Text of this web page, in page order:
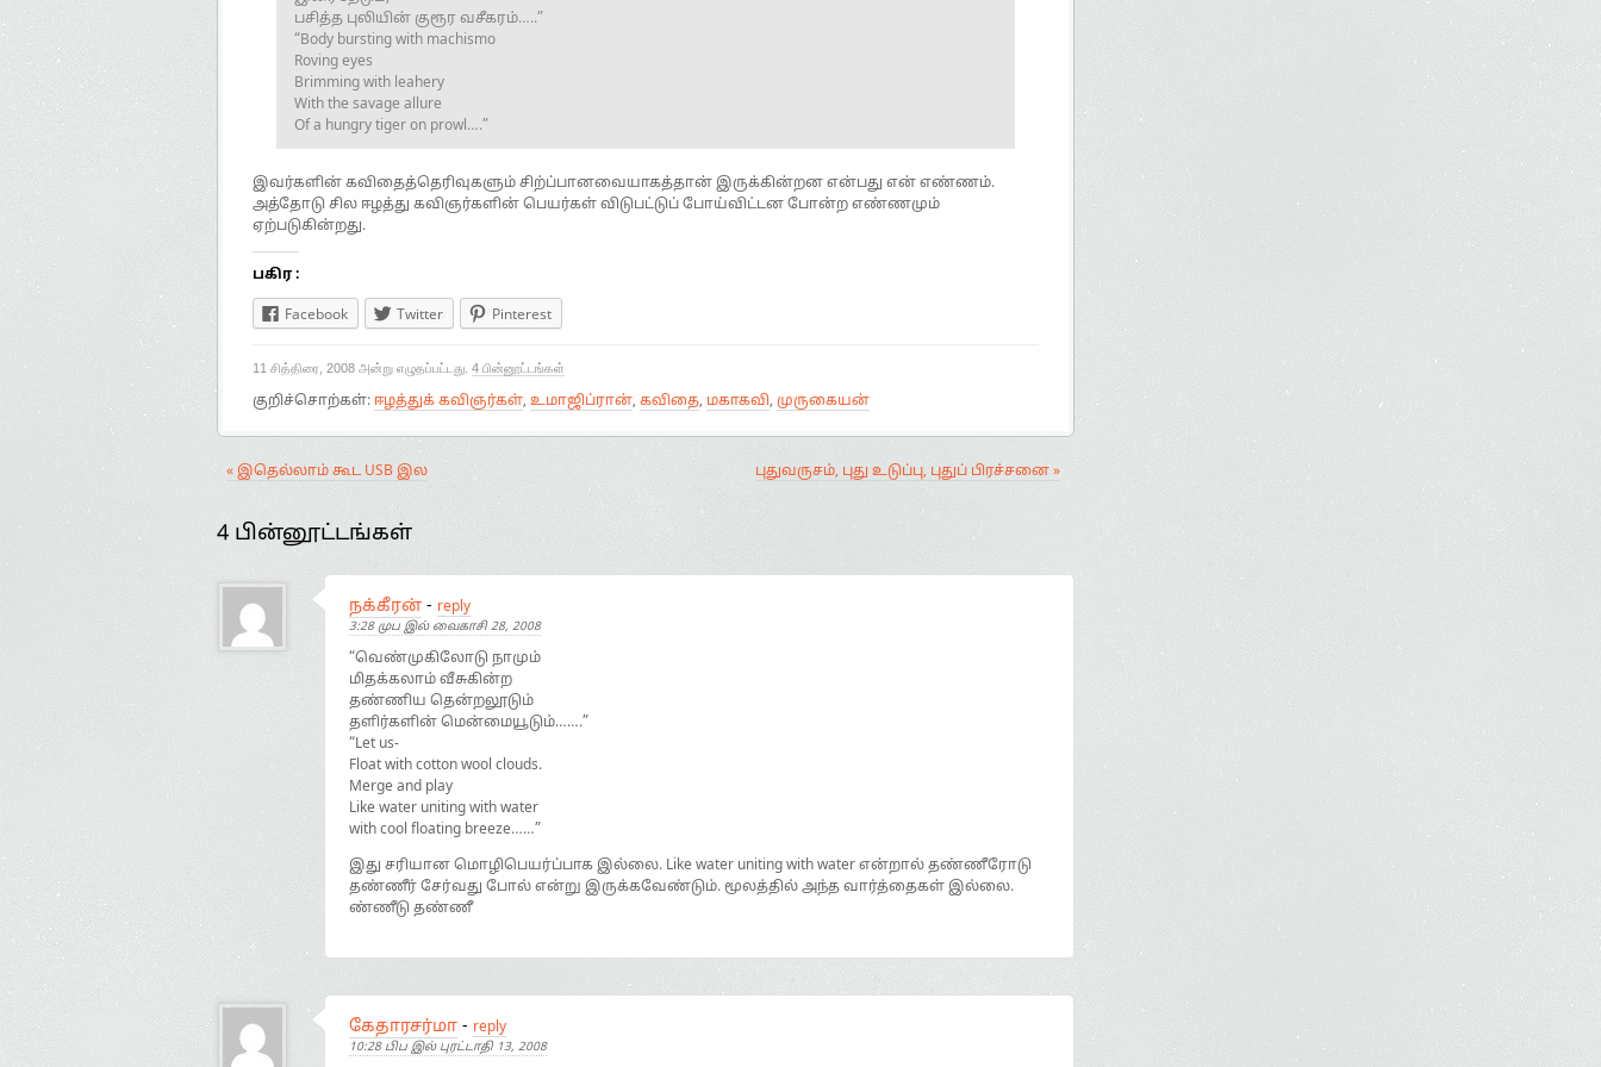
பசித்த புலியின் குரூர வசீகரம்…..”
“Body bursting with machismo
Roving eyes
Brimming with leahery
With the savage allure
Of a hungry tiger on prowl….”
இவர்களின் கவிதைத்தெரிவுகளும் சிற்ப்பானவையாகத்தான் இருக்கின்றன என்பது என் எண்ணம்.
அத்தோடு சில ஈழத்து கவிஞர்களின் பெயர்கள் விடுபட்டுப் போய்விட்டன போன்ற எண்ணமும்
ஏற்படுகின்றது.
பகிர :
Facebook Twitter Pinterest
11 சித்திரை, 2008 அன்று எழுதப்பட்டது. 4 பின்னூட்டங்கள்
குறிச்சொற்கள்: ஈழத்துக் கவிஞர்கள், உமாஜிப்ரான், கவிதை, மகாகவி, முருகையன்
« இதெல்லாம் கூட USB இல புதுவருசம், புது உடுப்பு, புதுப் பிரச்சனை »
4 பின்னூட்டங்கள்
நக்கீரன் - reply
3:28 முப இல் வைகாசி 28, 2008
“வெண்முகிலோடு நாமும்
மிதக்கலாம் வீசுகின்ற
தண்ணிய தென்றலூடும்
தளிர்களின் மென்மையூடும்…….”
“Let us-
Float with cotton wool clouds.
Merge and play
Like water uniting with water
with cool floating breeze……”
இது சரியான மொழிபெயர்ப்பாக இல்லை. Like water uniting with water என்றால் தண்ணீரோடு
தண்ணீர் சேர்வது போல் என்று இருக்கவேண்டும். மூலத்தில் அந்த வார்த்தைகள் இல்லை.
ண்ணீடு தண்ணீ
கேதாரசர்மா - reply
10:28 பிப இல் புரட்டாதி 13, 2008